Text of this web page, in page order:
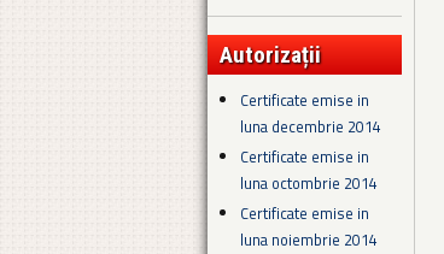
Autorizații
Certificate emise in
luna decembrie 2014
Certificate emise in
luna octombrie 2014
Certificate emise in
luna noiembrie 2014